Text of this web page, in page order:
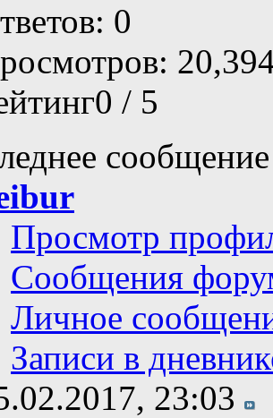
0
/ 5
Просмотр
Сообщения
Личное
Записи в
23:03